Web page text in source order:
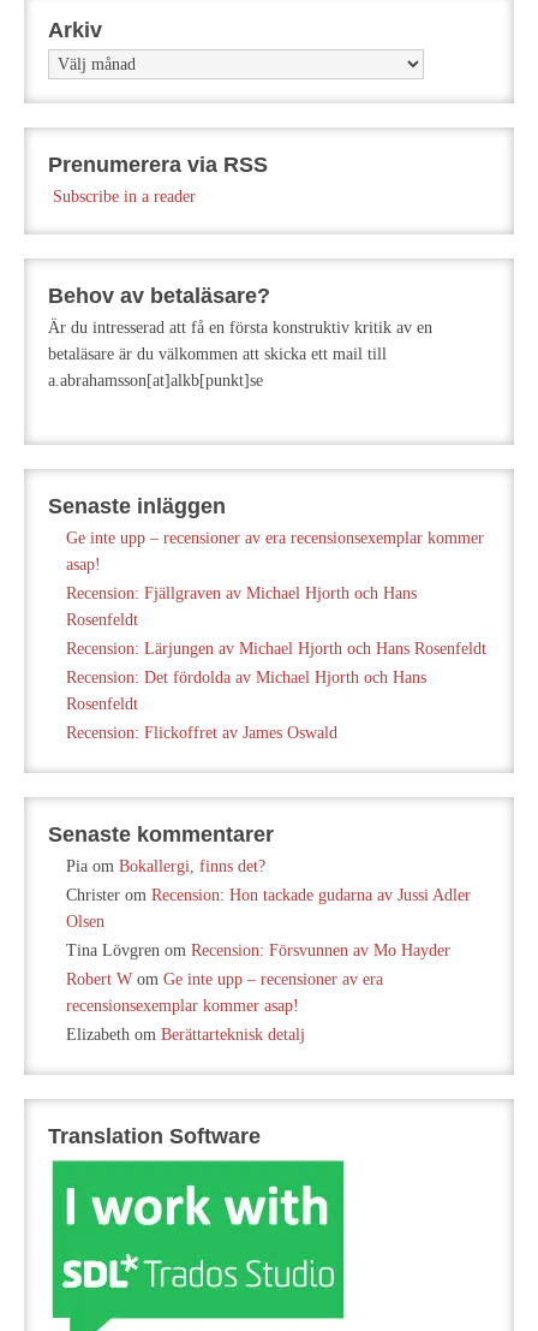
Arkiv
Arkiv
Prenumerera via RSS
Subscribe in a reader
Behov av betaläsare?
Är du intresserad att få en första konstruktiv kritik av en
betaläsare är du välkommen att skicka ett mail till
a.abrahamsson[at]alkb[punkt]se
Senaste inläggen
Ge inte upp – recensioner av era recensionsexemplar kommer
asap!
Recension: Fjällgraven av Michael Hjorth och Hans
Rosenfeldt
Recension: Lärjungen av Michael Hjorth och Hans Rosenfeldt
Recension: Det fördolda av Michael Hjorth och Hans
Rosenfeldt
Recension: Flickoffret av James Oswald
Senaste kommentarer
Pia om Bokallergi, finns det?
Christer om Recension: Hon tackade gudarna av Jussi Adler
Olsen
Tina Lövgren om Recension: Försvunnen av Mo Hayder
Robert W om Ge inte upp – recensioner av era
recensionsexemplar kommer asap!
Elizabeth om Berättarteknisk detalj
Translation Software